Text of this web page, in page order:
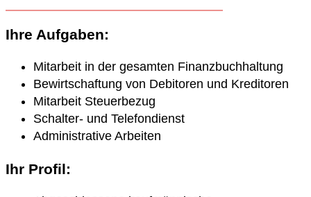
Ihre Aufgaben:
Mitarbeit in der gesamten Finanzbuchhaltung
Bewirtschaftung von Debitoren und Kreditoren
Mitarbeit Steuerbezug
Schalter- und Telefondienst
Administrative Arbeiten
Ihr Profil: